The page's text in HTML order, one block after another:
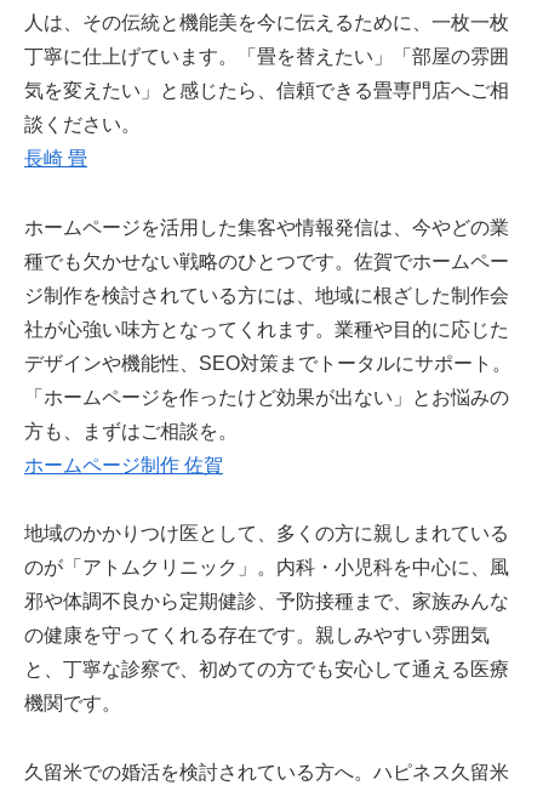
人は、その伝統と機能美を今に伝えるために、一枚一枚
丁寧に仕上げています。「畳を替えたい」「部屋の雰囲
気を変えたい」と感じたら、信頼できる畳専門店へご相
談ください。
長崎 畳
ホームページを活用した集客や情報発信は、今やどの業
種でも欠かせない戦略のひとつです。佐賀でホームペー
ジ制作を検討されている方には、地域に根ざした制作会
社が心強い味方となってくれます。業種や目的に応じた
デザインや機能性、SEO対策までトータルにサポート。
「ホームページを作ったけど効果が出ない」とお悩みの
方も、まずはご相談を。
ホームページ制作 佐賀
地域のかかりつけ医として、多くの方に親しまれている
のが「アトムクリニック」。内科・小児科を中心に、風
邪や体調不良から定期健診、予防接種まで、家族みんな
の健康を守ってくれる存在です。親しみやすい雰囲気
と、丁寧な診察で、初めての方でも安心して通える医療
機関です。
久留米での婚活を検討されている方へ。ハピネス久留米